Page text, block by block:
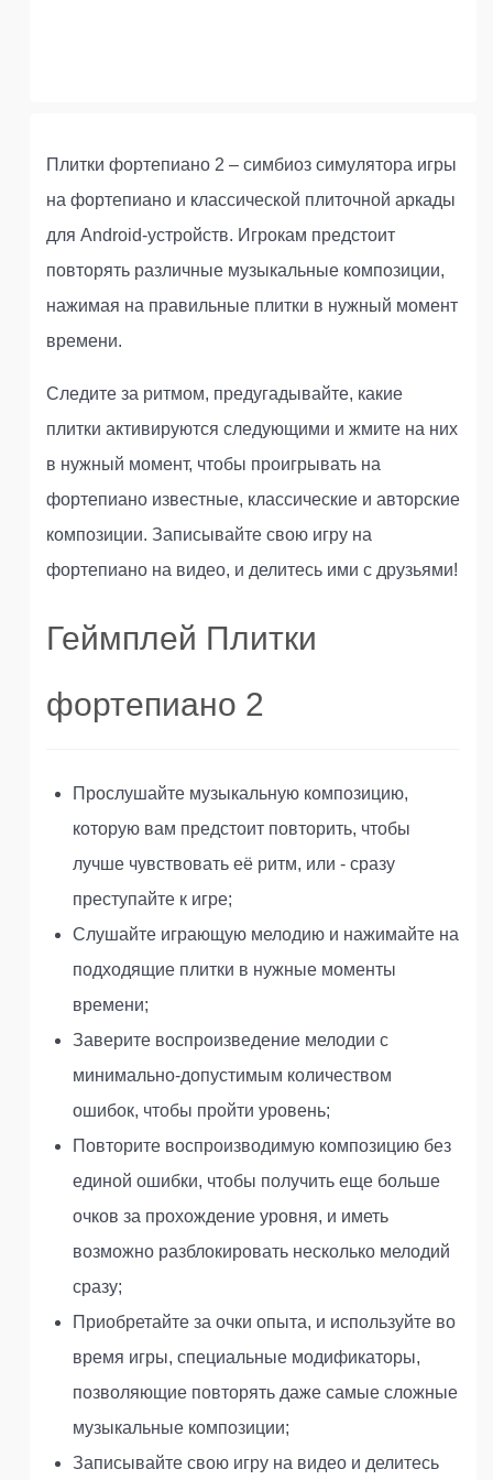
Плитки фортепиано 2 – симбиоз симулятора игры
на фортепиано и классической плиточной аркады
для Android-устройств. Игрокам предстоит
повторять различные музыкальные композиции,
нажимая на правильные плитки в нужный момент
времени.
Следите за ритмом, предугадывайте, какие
плитки активируются следующими и жмите на них
в нужный момент, чтобы проигрывать на
фортепиано известные, классические и авторские
композиции. Записывайте свою игру на
фортепиано на видео, и делитесь ими с друзьями!
Геймплей Плитки
фортепиано 2
Прослушайте музыкальную композицию,
которую вам предстоит повторить, чтобы
лучше чувствовать её ритм, или - сразу
преступайте к игре;
Слушайте играющую мелодию и нажимайте на
подходящие плитки в нужные моменты
времени;
Заверите воспроизведение мелодии с
минимально-допустимым количеством
ошибок, чтобы пройти уровень;
Повторите воспроизводимую композицию без
единой ошибки, чтобы получить еще больше
очков за прохождение уровня, и иметь
возможно разблокировать несколько мелодий
сразу;
Приобретайте за очки опыта, и используйте во
время игры, специальные модификаторы,
позволяющие повторять даже самые сложные
музыкальные композиции;
Записывайте свою игру на видео и делитесь